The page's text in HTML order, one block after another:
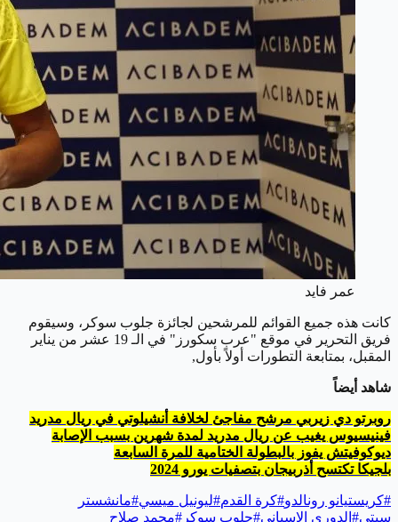
عمر فايد
كانت هذه جميع القوائم للمرشحين لجائزة جلوب سوكر، وسيقوم
فريق التحرير في موقع "عرب سكورز" في الـ 19 عشر من يناير
المقبل، بمتابعة التطورات أولاً بأول,
شاهد أيضاً
روبرتو دي زيربي مرشح مفاجئ لخلافة أنشيلوتي في ريال مدريد
فينيسيوس يغيب عن ريال مدريد لمدة شهرين بسبب الإصابة
ديوكوفيتش يفوز بالبطولة الختامية للمرة السابعة
بلجيكا تكتسح أذربيجان بتصفيات يورو 2024
#كريستيانو رونالدو#كرة القدم#ليونيل ميسي#مانشستر
سيتي# الدوري الإسباني#جلوب سوكر #محمد صلاح